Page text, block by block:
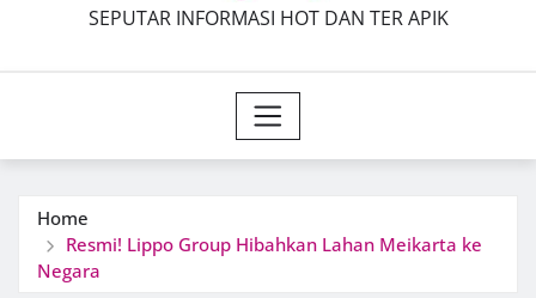
SEPUTAR INFORMASI HOT DAN TER APIK
Home
Resmi! Lippo Group Hibahkan Lahan Meikarta ke
Negara